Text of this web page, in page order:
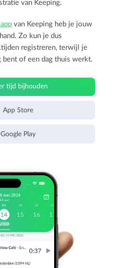
van Keeping.
van Keeping heb je jouw
Zo kun je dus
registreren, terwijl je
of een dag thuis werkt.
tijd bijhouden
App Store
Google Play